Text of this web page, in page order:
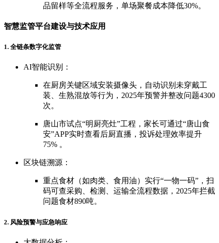
品留样等全流程服务，单场聚餐成本降低30%。
智慧监管平台建设与技术应用
1. 全链条数字化监管
AI智能识别：
在厨房关键区域安装摄像头，自动识别未穿戴工
装、生熟混放等行为，2025年预警并整改问题4300
次。
唐山市试点“明厨亮灶”工程，家长可通过“唐山食
安”APP实时查看后厨直播，投诉处理效率提升
75% 。
区块链溯源：
重点食材（如肉类、食用油）实行“一物一码”，扫
码可查采购、检测、运输全流程数据，2025年拦截
问题食材890吨。
2. 风险预警与应急响应